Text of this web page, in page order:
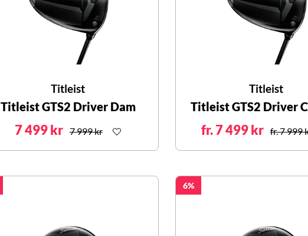
Titleist
Titleist GTS2 Driver Dam
7 499 kr 7 999 kr
Titleist
Titleist GTS2 Driver
fr. 7 499 kr fr. 7 999
6